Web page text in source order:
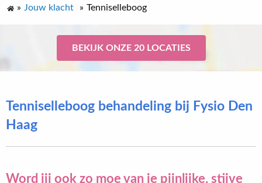
» Jouw klacht » Tenniselleboog
BEKIJK ONZE 20 LOCATIES
Tenniselleboog behandeling bij Fysio Den
Haag
Word jij ook zo moe van je pijnlijke, stijve